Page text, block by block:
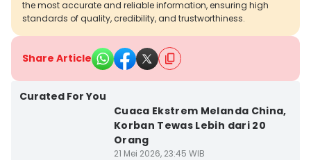
the most accurate and reliable information, ensuring high
standards of quality, credibility, and trustworthiness.
Share Article
Curated For You
Cuaca Ekstrem Melanda China,
Korban Tewas Lebih dari 20
Orang
21 Mei 2026, 23:45 WIB